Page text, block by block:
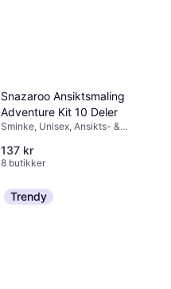
Snazaroo Ansiktsmaling
Adventure Kit 10 Deler
Sminke, Unisex, Ansikts- &
137 kr
8 butikker
Trendy